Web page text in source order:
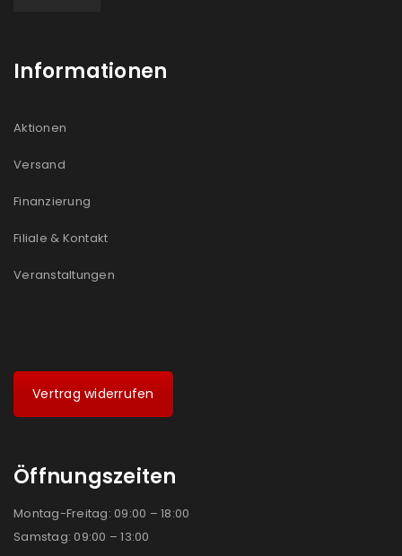
Informationen
Aktionen
Versand
Finanzierung
Filiale & Kontakt
Veranstaltungen
Vertrag widerrufen
Öffnungszeiten
Montag-Freitag: 09:00 – 18:00
Samstag: 09:00 – 13:00